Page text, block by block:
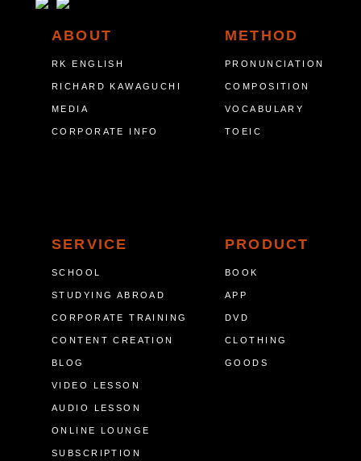
ABOUT
RK ENGLISH
RICHARD KAWAGUCHI
MEDIA
CORPORATE INFO
METHOD
PRONUNCIATION
COMPOSITION
VOCABULARY
TOEIC
SERVICE
SCHOOL
STUDYING ABROAD
CORPORATE TRAINING
CONTENT CREATION
BLOG
VIDEO LESSON
AUDIO LESSON
ONLINE LOUNGE
SUBSCRIPTION
PRODUCT
BOOK
APP
DVD
CLOTHING
GOODS